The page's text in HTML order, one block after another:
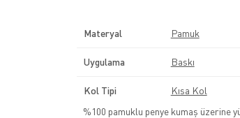
Materyal Pamuk
Uygulama Baskı
Kol Tipi
Kısa Kol
%100 pamuklu penye kumaş üzerine